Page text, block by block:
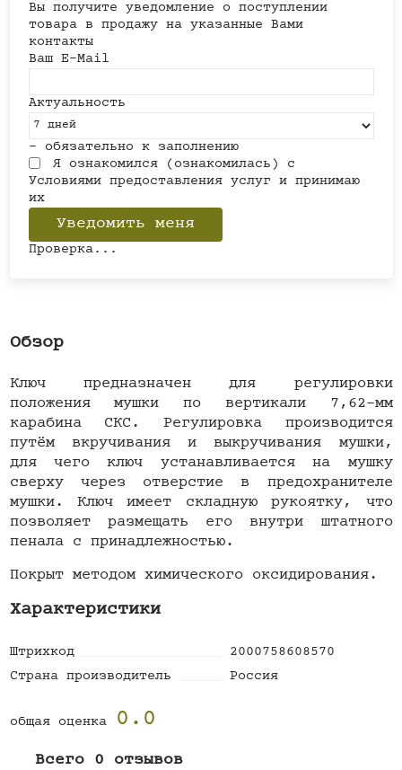
Вы получите уведомление о поступлении
товара в продажу на указанные Вами
контакты
Ваш E-Mail
Актуальность
- обязательно к заполнению
Я ознакомился (ознакомилась) с
Условиями предоставления услуг и принимаю
их
Проверка...
Обзор
Ключ предназначен для регулировки
положения мушки по вертикали 7,62-мм
карабина СКС. Регулировка производится
путём вкручивания и выкручивания мушки,
для чего ключ устанавливается на мушку
сверху через отверстие в предохранителе
мушки. Ключ имеет складную рукоятку, что
позволяет размещать его внутри штатного
пенала с принадлежностью.
Покрыт методом химического оксидирования.
Характеристики
Штрихкод
2000758608570
Страна производитель
Россия
0.0
общая оценка
Всего 0 отзывов